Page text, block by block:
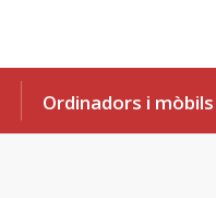
Ordinadors i mòbils